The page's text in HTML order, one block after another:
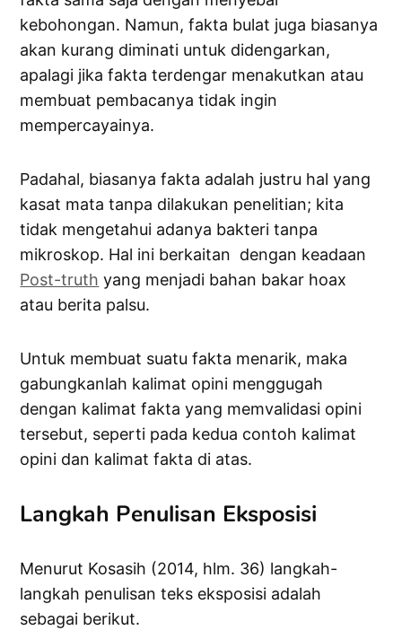
kebohongan. Namun, fakta bulat juga biasanya
akan kurang diminati untuk didengarkan,
apalagi jika fakta terdengar menakutkan atau
membuat pembacanya tidak ingin
mempercayainya.
Padahal, biasanya fakta adalah justru hal yang
kasat mata tanpa dilakukan penelitian; kita
tidak mengetahui adanya bakteri tanpa
mikroskop. Hal ini berkaitan dengan keadaan
Post-truth yang menjadi bahan bakar hoax
atau berita palsu.
Untuk membuat suatu fakta menarik, maka
gabungkanlah kalimat opini menggugah
dengan kalimat fakta yang memvalidasi opini
tersebut, seperti pada kedua contoh kalimat
opini dan kalimat fakta di atas.
Langkah Penulisan Eksposisi
Menurut Kosasih (2014, hlm. 36) langkah-
langkah penulisan teks eksposisi adalah
sebagai berikut.